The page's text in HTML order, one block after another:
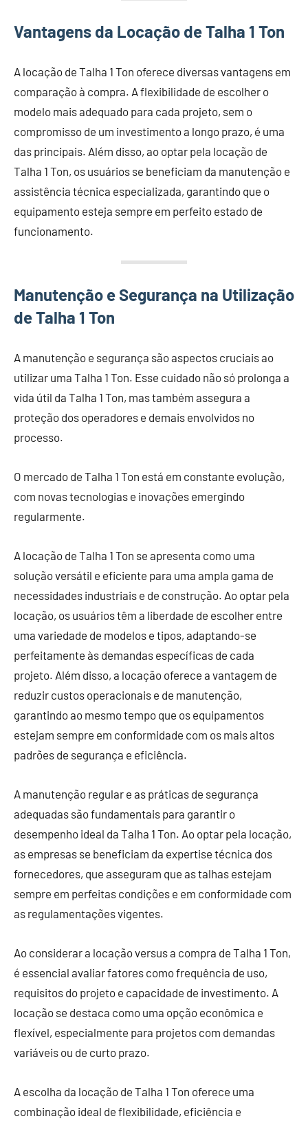
Vantagens da Locação de Talha 1 Ton
A locação de Talha 1 Ton oferece diversas vantagens em
comparação à compra. A flexibilidade de escolher o
modelo mais adequado para cada projeto, sem o
compromisso de um investimento a longo prazo, é uma
das principais. Além disso, ao optar pela locação de
Talha 1 Ton, os usuários se beneficiam da manutenção e
assistência técnica especializada, garantindo que o
equipamento esteja sempre em perfeito estado de
funcionamento.
Manutenção e Segurança na Utilização
de Talha 1 Ton
A manutenção e segurança são aspectos cruciais ao
utilizar uma Talha 1 Ton. Esse cuidado não só prolonga a
vida útil da Talha 1 Ton, mas também assegura a
proteção dos operadores e demais envolvidos no
processo.
O mercado de Talha 1 Ton está em constante evolução,
com novas tecnologias e inovações emergindo
regularmente.
A locação de Talha 1 Ton se apresenta como uma
solução versátil e eficiente para uma ampla gama de
necessidades industriais e de construção. Ao optar pela
locação, os usuários têm a liberdade de escolher entre
uma variedade de modelos e tipos, adaptando-se
perfeitamente às demandas específicas de cada
projeto. Além disso, a locação oferece a vantagem de
reduzir custos operacionais e de manutenção,
garantindo ao mesmo tempo que os equipamentos
estejam sempre em conformidade com os mais altos
padrões de segurança e eficiência.
A manutenção regular e as práticas de segurança
adequadas são fundamentais para garantir o
desempenho ideal da Talha 1 Ton. Ao optar pela locação,
as empresas se beneficiam da expertise técnica dos
fornecedores, que asseguram que as talhas estejam
sempre em perfeitas condições e em conformidade com
as regulamentações vigentes.
Ao considerar a locação versus a compra de Talha 1 Ton,
é essencial avaliar fatores como frequência de uso,
requisitos do projeto e capacidade de investimento. A
locação se destaca como uma opção econômica e
flexível, especialmente para projetos com demandas
variáveis ou de curto prazo.
A escolha da locação de Talha 1 Ton oferece uma
combinação ideal de flexibilidade, eficiência e